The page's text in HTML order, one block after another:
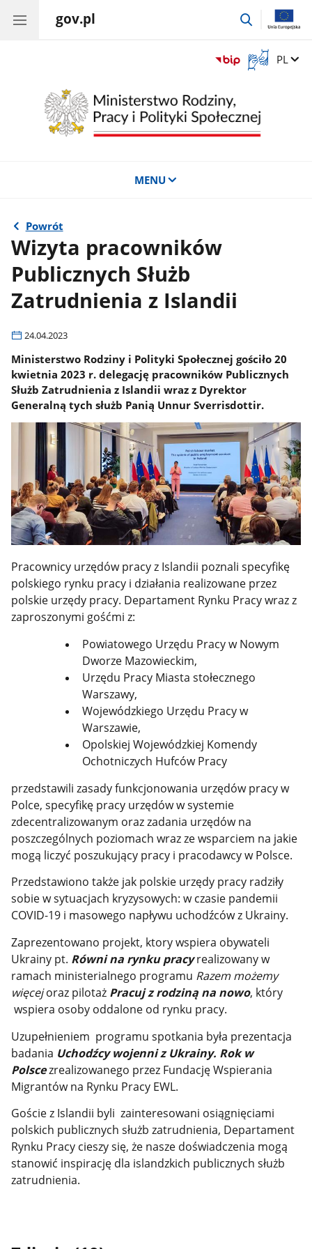
gov.pl
przejdź
Otwórz
okno
języka
migowego
Zmień
PL
MENU
Powrót
Wizyta pracowników
Publicznych Służb
Zatrudnienia z Islandii
24.04.2023
Ministerstwo Rodziny i Polityki Społecznej gościło 20
kwietnia 2023 r. delegację pracowników Publicznych
Służb Zatrudnienia z Islandii wraz z Dyrektor
Generalną tych służb Panią Unnur Sverrisdottir.
Pracownicy urzędów pracy z Islandii poznali specyfikę
polskiego rynku pracy i działania realizowane przez
polskie urzędy pracy. Departament Rynku Pracy wraz z
zaproszonymi gośćmi z:
Powiatowego Urzędu Pracy w Nowym
Dworze Mazowieckim,
Urzędu Pracy Miasta stołecznego
Warszawy,
Wojewódzkiego Urzędu Pracy w
Warszawie,
Opolskiej Wojewódzkiej Komendy
Ochotniczych Hufców Pracy
przedstawili zasady funkcjonowania urzędów pracy w
Polce, specyfikę pracy urzędów w systemie
zdecentralizowanym oraz zadania urzędów na
poszczególnych poziomach wraz ze wsparciem na jakie
mogą liczyć poszukujący pracy i pracodawcy w Polsce.
Przedstawiono także jak polskie urzędy pracy radziły
sobie w sytuacjach kryzysowych: w czasie pandemii
COVID-19 i masowego napływu uchodźców z Ukrainy.
Zaprezentowano projekt, ktory wspiera obywateli
Ukrainy pt. Równi na rynku pracyrealizowany w
ramach ministerialnego programu Razem możemy
więcejoraz pilotaż Pracuj z rodziną na nowo, który
wspiera osoby oddalone od rynku pracy.
Uzupełnieniem programu spotkania była prezentacja
badania Uchodźcy wojenni z Ukrainy. Rok w
Polscezrealizowanego przez Fundację Wspierania
Migrantów na Rynku Pracy EWL.
Goście z Islandii byli zainteresowani osiągnięciami
polskich publicznych służb zatrudnienia, Departament
Rynku Pracy cieszy się, że nasze doświadczenia mogą
stanowić inspirację dla islandzkich publicznych służb
zatrudnienia.